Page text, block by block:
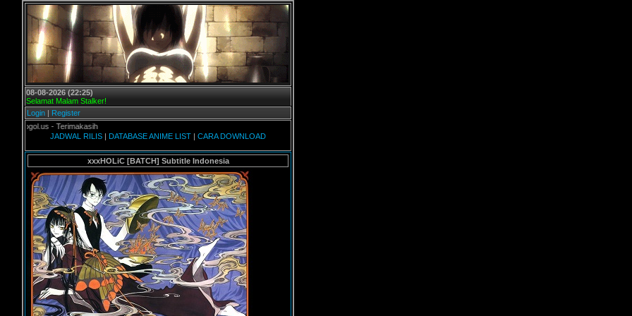
08-08-2026 (22:25)
Selamat Malam Stalker!
Login | Register
- Terimakasih
JADWAL RILIS | DATABASE ANIME LIST | CARA DOWNLOAD
xxxHOLiC [BATCH] Subtitle Indonesia